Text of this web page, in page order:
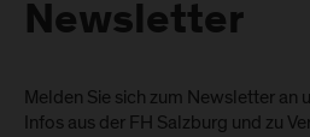
Newsletter
Melden Sie sich zum Newsletter an
Infos aus der FH Salzburg und zu